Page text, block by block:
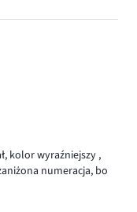
kolor wyraźniejszy ,
numeracja, bo